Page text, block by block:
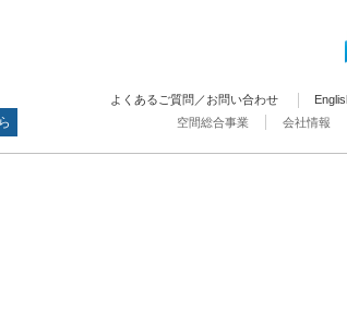
空間総合事業 会社情報
よくあるご質問／お問い合わせ